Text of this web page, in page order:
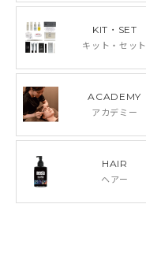
KIT・SET
キット・セット
ACADEMY
アカデミー
HAIR
ヘアー